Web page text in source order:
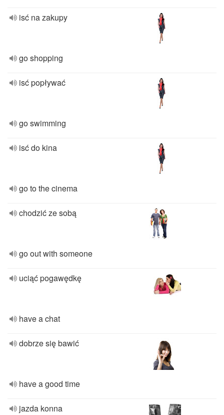
isć na zakupy
go shopping
isć popływać
go swimming
isć do kina
go to the cinema
chodzić ze sobą
go out with someone
uciąć pogawędkę
have a chat
dobrze się bawić
have a good time
jazda konna